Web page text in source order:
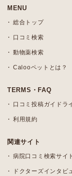
MENU
総合トップ
口コミ検索
動物薬検索
Calooペットとは？
TERMS・FAQ
口コミ投稿ガイドラ
利用規約
関連サイト
病院口コミ検索サイ
ドクターズインタビ